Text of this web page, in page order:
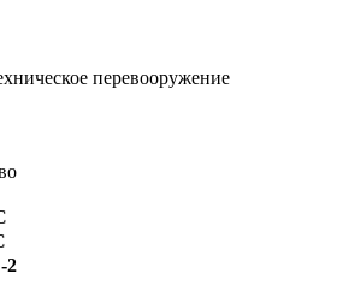
перевооружение
2